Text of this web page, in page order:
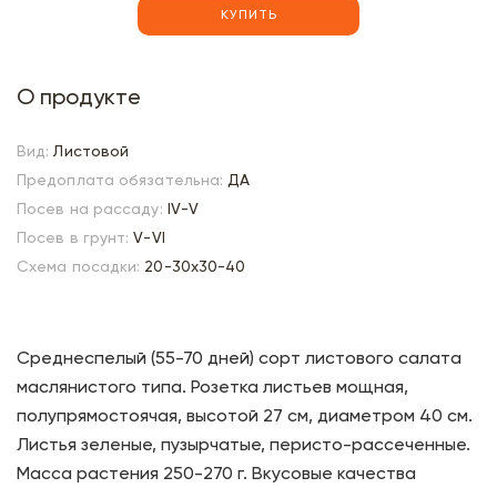
КУПИТЬ
О продукте
Вид: Листовой
Предоплата обязательна: ДА
Посев на рассаду: IV-V
Посев в грунт: V-VI
Схема посадки: 20-30х30-40
Среднеспелый (55-70 дней) сорт листового салата
маслянистого типа. Розетка листьев мощная,
полупрямостоячая, высотой 27 см, диаметром 40 см.
Листья зеленые, пузырчатые, перисто-рассеченные.
Масса растения 250-270 г. Вкусовые качества